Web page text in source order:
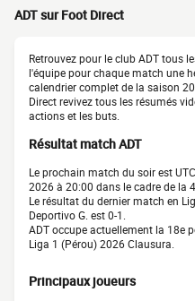
ADT sur Foot Direct
Retrouvez pour le club ADT tous
l'équipe pour chaque match une
calendrier complet de la saison
Direct revivez tous les résumés
actions et les buts.
Résultat match ADT
Le prochain match du soir est
2026 à 20:00 dans le cadre de la
Le résultat du dernier match en
Deportivo G. est 0-1.
ADT occupe actuellement la 18e
Liga 1 (Pérou) 2026 Clausura.
Principaux joueurs